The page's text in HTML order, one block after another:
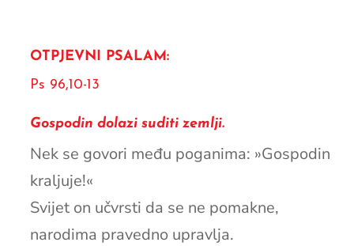
OTPJEVNI PSALAM:
Ps 96,10-13
Gospodin dolazi suditi zemlji.
Nek se govori među poganima: »Gospodin
kraljuje!«
Svijet on učvrsti da se ne pomakne,
narodima pravedno upravlja.